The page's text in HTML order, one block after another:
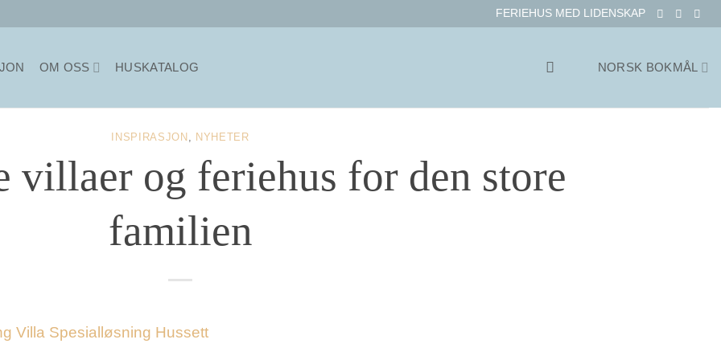
FERIEHUS MED LIDENSKAP
OM OSS HUSKATALOG NORSK BOKMÅL
INSPIRASJON , NYHETER
villaer og feriehus for den store
familien